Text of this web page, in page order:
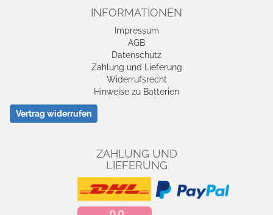
INFORMATIONEN
Impressum
AGB
Datenschutz
Zahlung und Lieferung
Widerrufsrecht
Hinweise zu Batterien
Vertrag widerrufen
ZAHLUNG UND
LIEFERUNG